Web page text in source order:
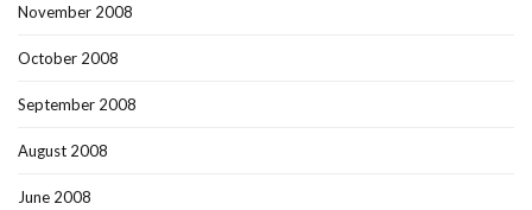
November 2008
October 2008
September 2008
August 2008
June 2008